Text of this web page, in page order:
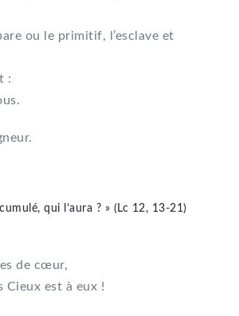
ou le primitif, l’esclave et
:
qui l’aura ? » (Lc 12, 13-21)
de cœur,
Cieux est à eux !